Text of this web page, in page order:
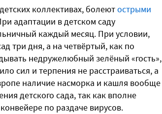
коллективах, болеютострыми
адаптации в детском саду
каждый месяц. При условии,
три дня, а на четвёртый, как по
недружелюбный зелёный «гость»,
сил и терпения не расстраиваться, а
наличие насморка и кашля вообще
детского сада, так как вполне
по раздаче вирусов.